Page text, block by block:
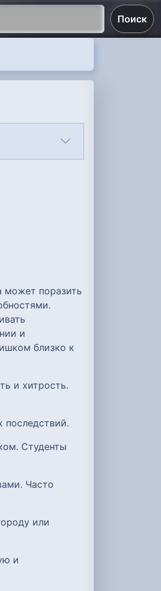
Поиск
может поразить
и
близко к
и хитрость.
последствий.
Студенты
Часто
или
и